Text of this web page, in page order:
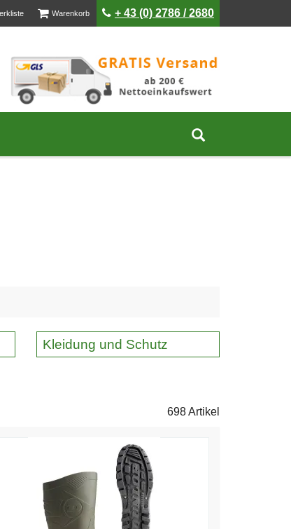
ist leer Warenkorbist leer+ 43 (0) 2786 / 2680
von Unternehmen öffnen
Kleidung und Schutz
698 Artikel